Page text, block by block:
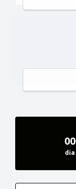
00
dia